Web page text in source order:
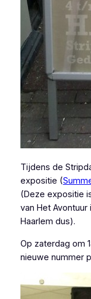
Tijdens de
expositie (
(Deze expositie
van Het
Haarlem dus).
Op zaterdag om
nieuwe nummer